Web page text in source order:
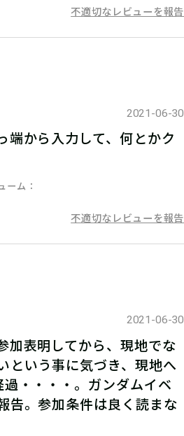
不適切なレビューを報告
2021-06-30
端から入力して、何とかク
ーム
不適切なレビューを報告
2021-06-30
加表明してから、現地でな
という事に気づき、現地へ
・・・・。ガンダムイベ
告。参加条件は良く読まな